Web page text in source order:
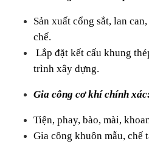
Sản xuất cổng sắt, lan
chế.
Lắp đặt kết cấu khung
trình xây dựng.
Gia công cơ khí chính
Tiện, phay, bào, mài,
Gia công khuôn mẫu, chế